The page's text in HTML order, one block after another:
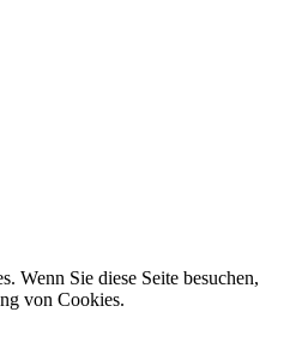
Wenn Sie diese Seite besuchen,
von Cookies.